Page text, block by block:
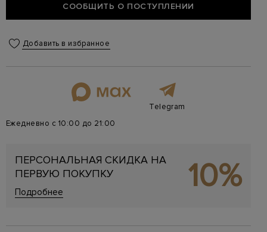
СООБЩИТЬ О ПОСТУПЛЕНИИ
Добавить в избранное
Telegram
Ежедневно с 10:00 до 21:00
ПЕРСОНАЛЬНАЯ СКИДКА НА
ПЕРВУЮ ПОКУПКУ
Подробнее 10%